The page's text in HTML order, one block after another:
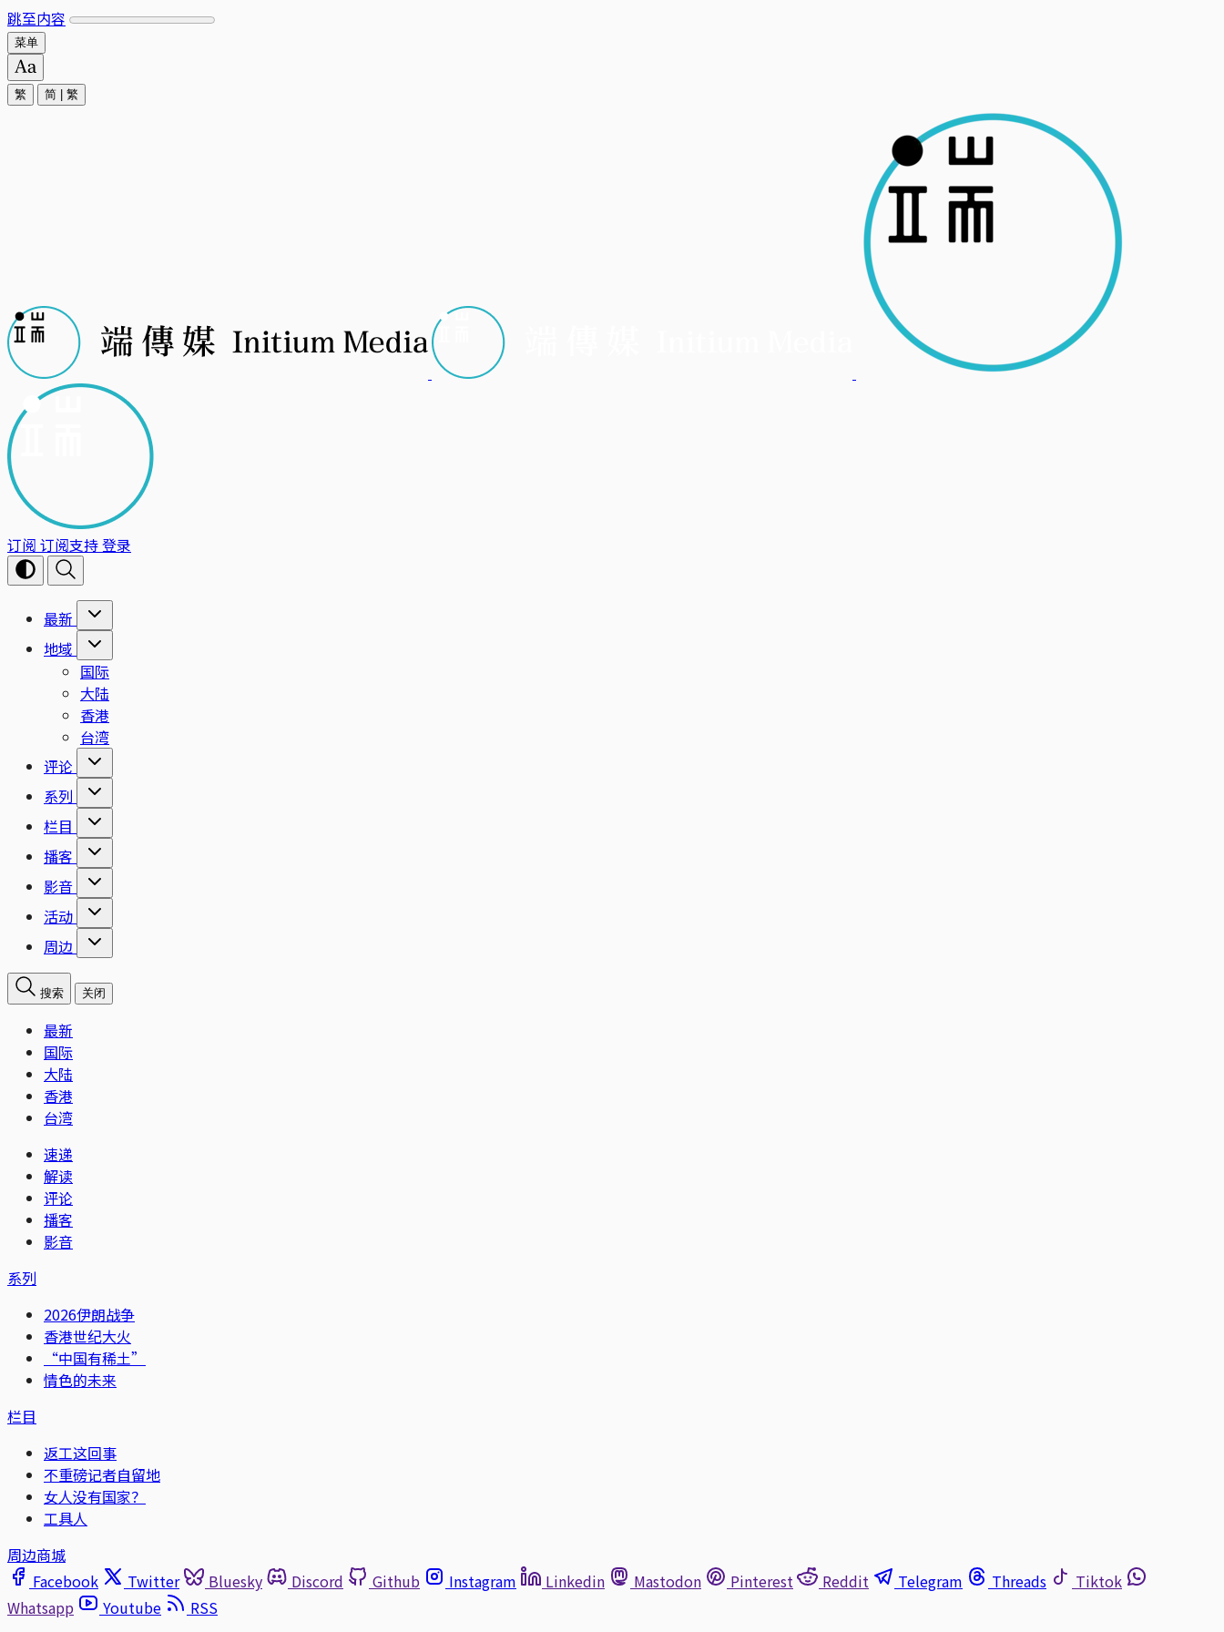
跳至内容
菜单
繁 简 繁
订阅 订阅支持登录
最新
地域
国际
大陆
香港
台湾
评论
系列
栏目
播客
影音
活动
周边
搜索 关闭
最新
国际
大陆
香港
台湾
速递
解读
评论
播客
影音
系列
2026伊朗战争
香港世纪大火
“中国有稀土”
情色的未来
栏目
返工这回事
不重磅记者自留地
女人没有国家？
工具人
周边商城
Facebook
Twitter Bluesky Discord Github Instagram Linkedin Mastodon Pinterest Reddit Telegram Threads
Tiktok
Whatsapp
Youtube RSS